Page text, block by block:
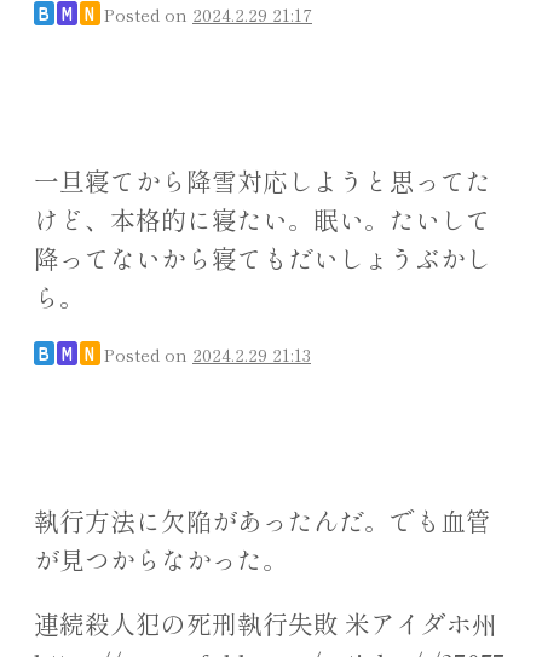
B M N Posted on 2024.2.29 21:17
一旦寝てから降雪対応しようと思ってた
けど、本格的に寝たい。眠い。たいして
降ってないから寝てもだいしょうぶかし
ら。
B M N Posted on 2024.2.29 21:13
執行方法に欠陥があったんだ。でも血管
が見つからなかった。
連続殺人犯の死刑執行失敗 米アイダホ州